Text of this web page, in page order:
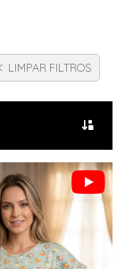
LIMPAR FILTROS